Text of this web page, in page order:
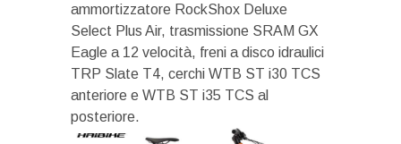
ammortizzatore RockShox Deluxe
Select Plus Air, trasmissione SRAM GX
Eagle a 12 velocità, freni a disco idraulici
TRP Slate T4, cerchi WTB ST i30 TCS
anteriore e WTB ST i35 TCS al
posteriore.